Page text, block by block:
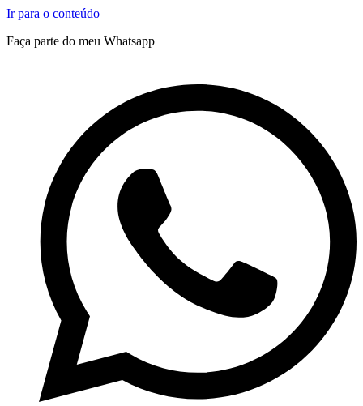
Ir para o conteúdo
Faça parte do meu Whatsapp